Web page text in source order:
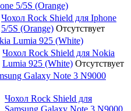
5/5S (Orange)
Чохол Rock Shield для Iphone
5/5S (Orange) Отсутствует
Lumia 925 (White)
Чохол Rock Shield для Nokia
Lumia 925 (White) Отсутствует
Galaxy Note 3 N9000
Чохол Rock Shield для
Samsung Galaxy Note 3 N9000